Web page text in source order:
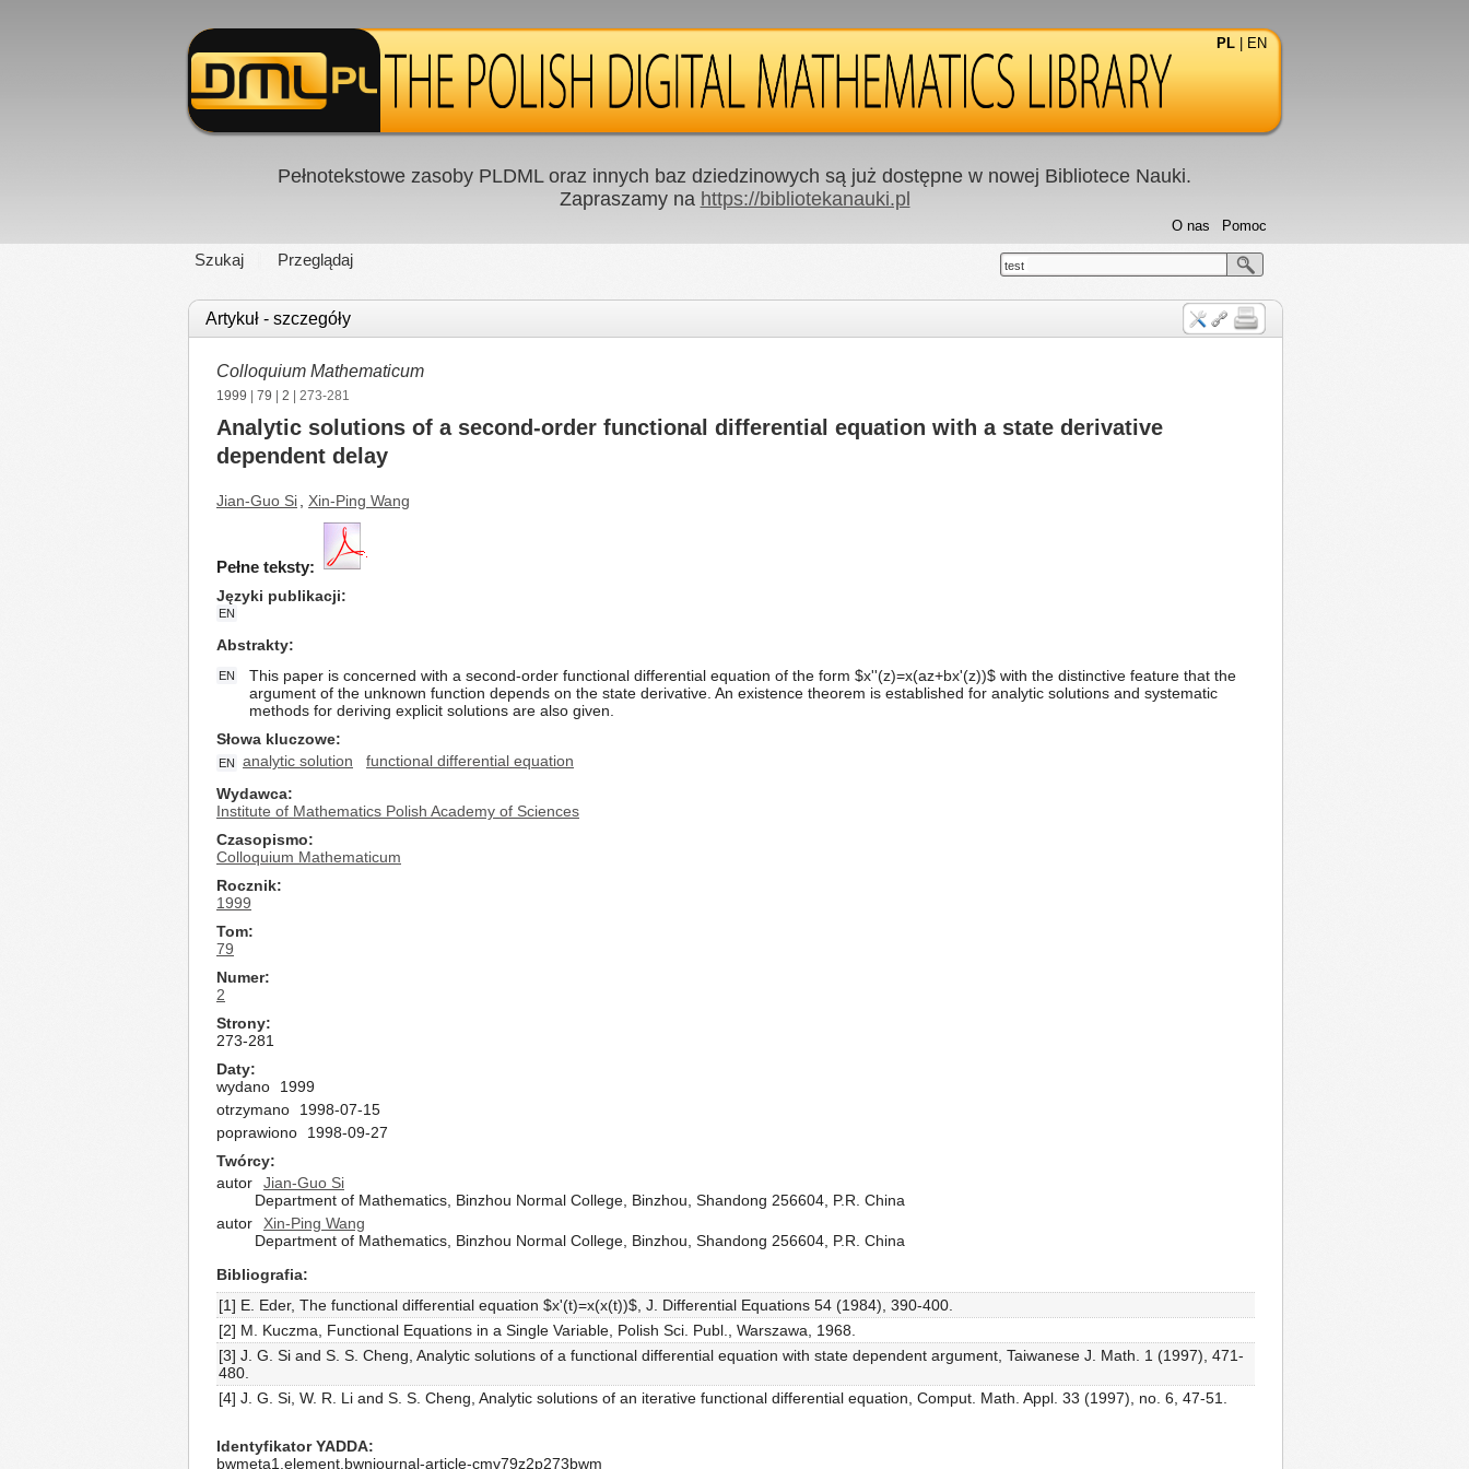
PL EN
Pełnotekstowe zasoby PLDML oraz innych baz dziedzinowych są już dostępne w nowej Bibliotece Nauki.
Zapraszamy na https://bibliotekanauki.pl
Szukaj Przeglądaj
Pomoc
O nas
test
Artykuł - szczegóły
Colloquium Mathematicum
1999 79 2 | 273-281
Analytic solutions of a second-order functional differential equation with a state derivative
dependent delay
Jian-Guo Si Xin-Ping Wang
Pełne teksty:
Języki publikacji
EN
Abstrakty
EN
This paper is concerned with a second-order functional differential equation of the form $x''(z)=x(az+bx'(z))$ with the distinctive feature that the
argument of the unknown function depends on the state derivative. An existence theorem is established for analytic solutions and systematic
methods for deriving explicit solutions are also given.
Słowa kluczowe
EN analytic solution
functional differential equation
Wydawca
Institute of Mathematics Polish Academy of Sciences
Czasopismo
Colloquium Mathematicum
Rocznik
1999
Tom
79
Numer
2
Strony
273-281
Daty
wydano
1999
otrzymano
1998-07-15
poprawiono
1998-09-27
Twórcy
autor
Jian-Guo Si
Department of Mathematics, Binzhou Normal College, Binzhou, Shandong 256604, P.R. China
autor
Xin-Ping Wang
Department of Mathematics, Binzhou Normal College, Binzhou, Shandong 256604, P.R. China
Bibliografia
[1] E. Eder, The functional differential equation $x'(t)=x(x(t))$, J. Differential Equations 54 (1984), 390-400.
[2] M. Kuczma, Functional Equations in a Single Variable, Polish Sci. Publ., Warszawa, 1968.
[3] J. G. Si and S. S. Cheng, Analytic solutions of a functional differential equation with state dependent argument, Taiwanese J. Math. 1 (1997), 471-
480.
[4] J. G. Si, W. R. Li and S. S. Cheng, Analytic solutions of an iterative functional differential equation, Comput. Math. Appl. 33 (1997), no. 6, 47-51.
Identyfikator YADDA
bwmeta1.element.bwnjournal-article-cmv79z2p273bwm